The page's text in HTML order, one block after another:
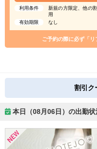
利用条件
新規の方限定、他の
用
有効期限
なし
ご予約の際に必ず「
割引ク
本日（08月06日）の出勤状